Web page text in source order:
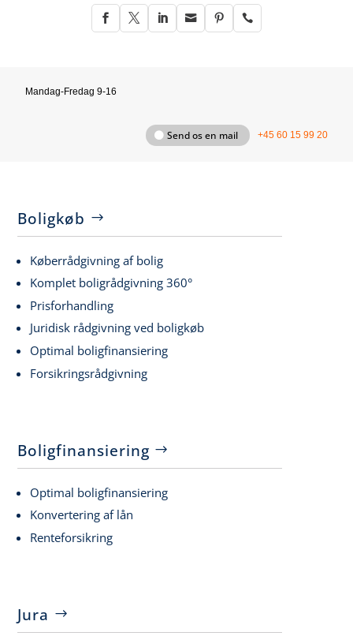
     
Mandag-Fredag 9-16
Send os en mail +45 60 15 99 20
Boligkøb
Køberrådgivning af bolig
Komplet boligrådgivning 360°
Prisforhandling
Juridisk rådgivning ved boligkøb
Optimal boligfinansiering
Forsikringsrådgivning
Boligfinansiering
Optimal boligfinansiering
Konvertering af lån
Renteforsikring
Jura